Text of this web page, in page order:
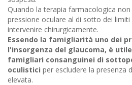
Quando la terapia farmacologica
pressione oculare al di sotto dei limiti
intervenire chirurgicamente.
Essendo la famigliarità uno dei
l'insorgenza del glaucoma, è
famigliari consanguinei di
oculistici per escludere la presenza
elevata.